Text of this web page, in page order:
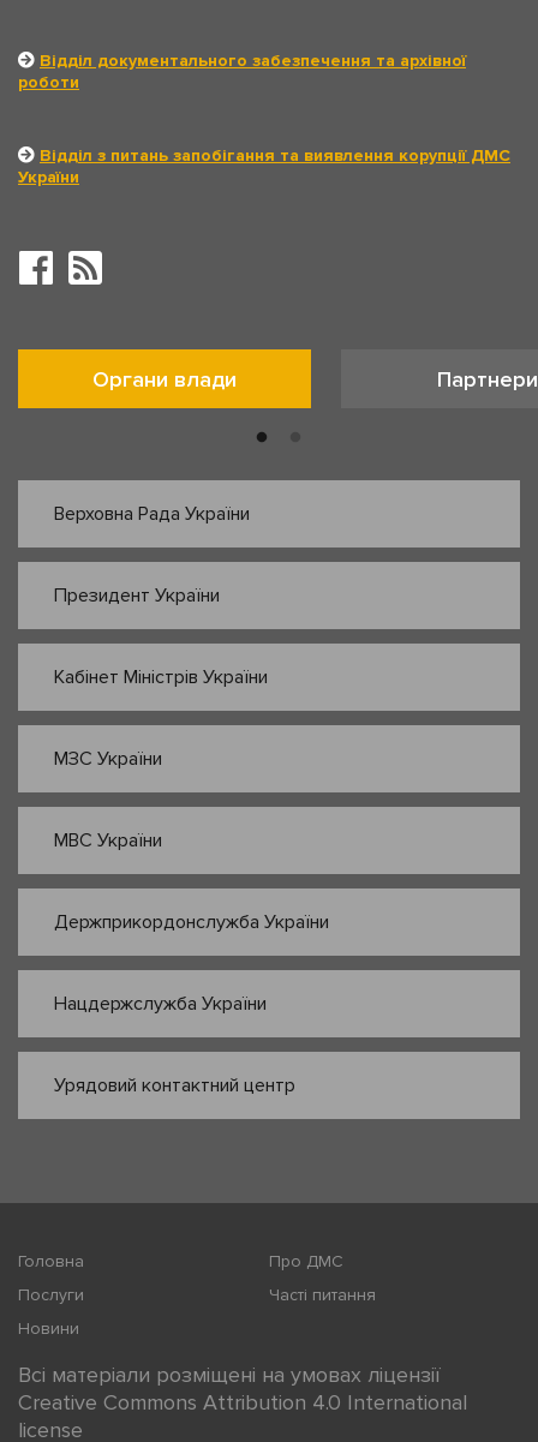
Відділ документального забезпечення та архівної
роботи
Відділ з питань запобігання та виявлення корупції ДМС
України
Органи влади Партнери
Верховна Рада України
Президент України
Кабінет Міністрів України
МЗС України
МВС України
Держприкордонслужба України
Нацдержслужба України
Урядовий контактний центр
Головна
Про ДМС
Послуги
Часті питання
Новини
Всі матеріали розміщені на умовах ліцензії
Creative Commons Attribution 4.0 International
license